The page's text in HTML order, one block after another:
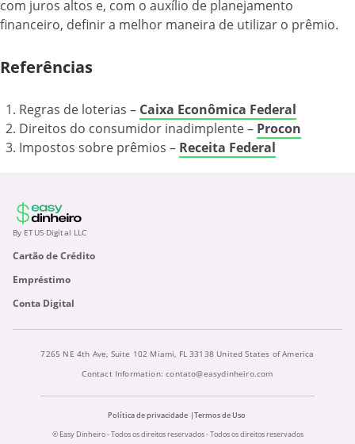
com juros altos e, com o auxílio de planejamento
financeiro, definir a melhor maneira de utilizar o prêmio.
Referências
Regras de loterias – Caixa Econômica Federal
Direitos do consumidor inadimplente – Procon
Impostos sobre prêmios – Receita Federal
By ETUS Digital LLC
Cartão de Crédito
Empréstimo
Conta Digital
7265 NE 4th Ave, Suite 102 Miami, FL 33138 United States of America
Contact Information:contato@easydinheiro.com
Política de privacidade
Termos de Uso
© Easy Dinheiro - Todos os direitos reservados - Todos os direitos reservados